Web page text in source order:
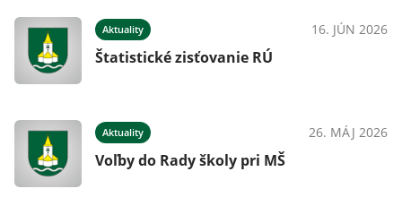
Aktuality 16. JÚN 2026
Štatistické zisťovanie RÚ
Aktuality 26. MÁJ 2026
Voľby do Rady školy pri MŠ